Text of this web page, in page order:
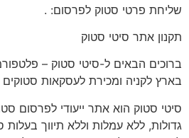
שליחת פרטי סטוק לפרסום: .
תקנון אתר סיטי סטוק
ברוכים הבאים ל-סיטי סטוק –
בארץ לקניה ומכירת לעסקאות סטוקים
סיטי סטוק הוא אתר ייעודי לפרסום